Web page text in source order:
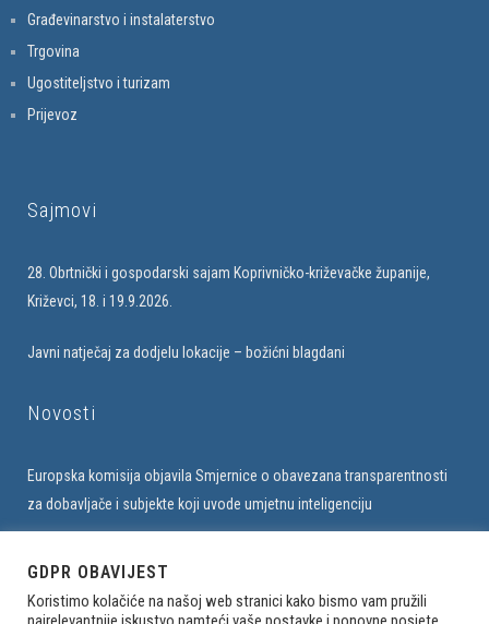
Građevinarstvo i instalaterstvo
Trgovina
Ugostiteljstvo i turizam
Prijevoz
Sajmovi
28. Obrtnički i gospodarski sajam Koprivničko-križevačke županije,
Križevci, 18. i 19.9.2026.
Javni natječaj za dodjelu lokacije – božićni blagdani
Novosti
Europska komisija objavila Smjernice o obavezana transparentnosti
za dobavljače i subjekte koji uvode umjetnu inteligenciju
GDPR OBAVIJEST
Koristimo kolačiće na našoj web stranici kako bismo vam pružili